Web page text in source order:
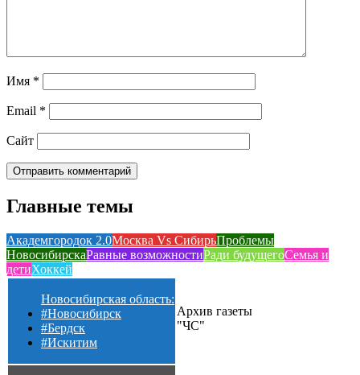
Имя *
Email *
Сайт
Главные темы
Академгородок 2.0Москва Vs СибирьПроблемы
НовосибирскаРавные возможностиРади будущегоСемья и
детиХоккей
Новосибирская область:
#Новосибирск
#Бердск
#Искитим
Архив газеты
"ЧС"